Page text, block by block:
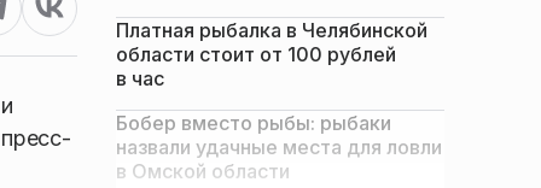
Платная рыбалка в Челябинской
области стоит от 100 рублей
в час
Бобер вместо рыбы: рыбаки
назвали удачные места для ловли
в Омской области